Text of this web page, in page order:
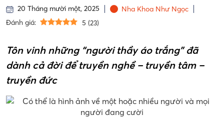
20 Tháng mười một, 2025
Nha Khoa Như Ngọc
Đánh giá:
5 (23)
Tôn vinh những “người thầy áo trắng” đã
dành cả đời để truyền nghề – truyền tâm –
truyền đức